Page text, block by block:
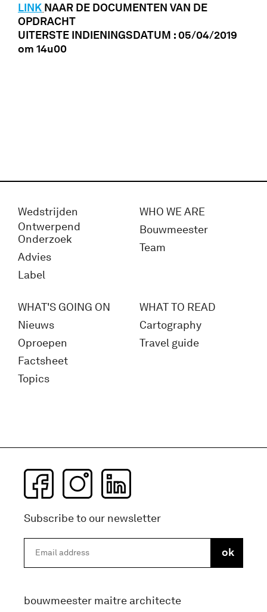
LINK NAAR DE DOCUMENTEN VAN DE
OPDRACHT
UITERSTE INDIENINGSDATUM : 05/04/2019
om 14u00
Wedstrijden
Ontwerpend
Onderzoek
Advies
Label
WHO WE ARE
Bouwmeester
Team
WHAT'S GOING ON
Nieuws
Oproepen
Factsheet
Topics
WHAT TO READ
Cartography
Travel guide
Subscribe to our newsletter
bouwmeester maitre architecte